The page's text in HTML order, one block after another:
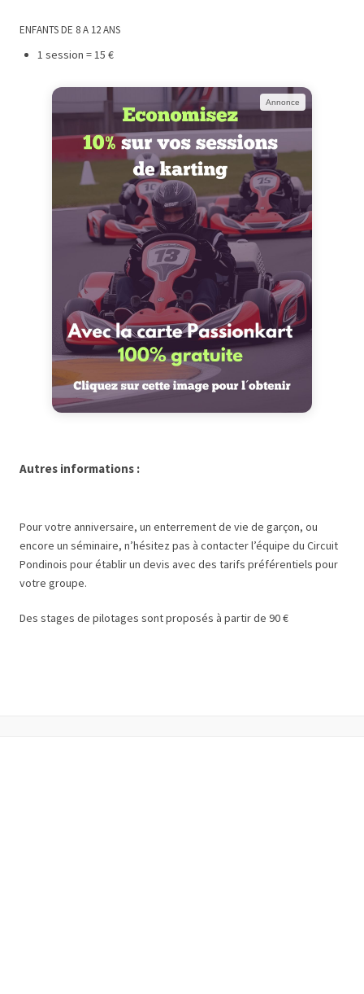
ENFANTS DE 8 A 12 ANS
1 session = 15 €
Annonce
Autres informations :
Pour votre anniversaire, un enterrement de vie de garçon, ou
encore un séminaire, n’hésitez pas à contacter l’équipe du Circuit
Pondinois pour établir un devis avec des tarifs préférentiels pour
votre groupe.
Des stages de pilotages sont proposés à partir de 90 €